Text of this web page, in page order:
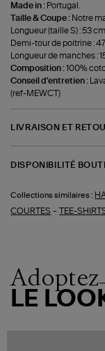
Made in : Portugal.
Taille & Coupe : Notre
Longueur (taille S) : 53 cm.
Demi-tour de poitrine :
Longueur de manches :
Composition :100%
Conseil d'entretien :
(ref-MEWCT)
LIVRAISON ET
DISPONIBILITÉ
Collections similaires :
COURTES - TEE-
Adoptez
LE